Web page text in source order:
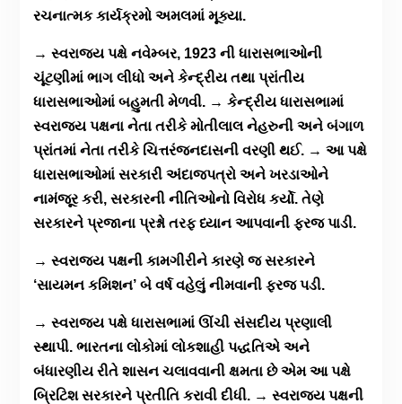
રચનાત્મક કાર્યક્રમો અમલમાં મૂક્યા.
→ સ્વરાજ્ય પક્ષે નવેમ્બર, 1923 ની ધારાસભાઓની
ચૂંટણીમાં ભાગ લીધો અને કેન્દ્રીય તથા પ્રાંતીય
ધારાસભાઓમાં બહુમતી મેળવી. → કેન્દ્રીય ધારાસભામાં
સ્વરાજ્ય પક્ષના નેતા તરીકે મોતીલાલ નેહરુની અને બંગાળ
પ્રાંતમાં નેતા તરીકે ચિત્તરંજનદાસની વરણી થઈ. → આ પક્ષે
ધારાસભાઓમાં સરકારી અંદાજપત્રો અને ખરડાઓને
નામંજૂર કરી, સરકારની નીતિઓનો વિરોધ કર્યો. તેણે
સરકારને પ્રજાના પ્રશ્નો તરફ ધ્યાન આપવાની ફરજ પાડી.
→ સ્વરાજ્ય પક્ષની કામગીરીને કારણે જ સરકારને
‘સાયમન કમિશન’ બે વર્ષ વહેલું નીમવાની ફરજ પડી.
→ સ્વરાજ્ય પક્ષે ધારાસભામાં ઊંચી સંસદીય પ્રણાલી
સ્થાપી. ભારતના લોકોમાં લોકશાહી પદ્ધતિએ અને
બંધારણીય રીતે શાસન ચલાવવાની ક્ષમતા છે એમ આ પક્ષે
બ્રિટિશ સરકારને પ્રતીતિ કરાવી દીધી. → સ્વરાજ્ય પક્ષની